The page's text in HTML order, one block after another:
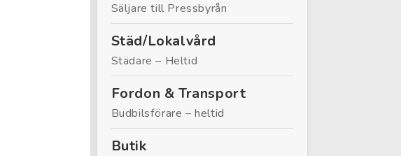
Säljare till Pressbyrån
Städ/Lokalvård
Städare – Heltid
Fordon & Transport
Budbilsförare – heltid
Butik